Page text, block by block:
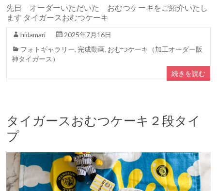
先日 オーダーいただいた おむつケーキをご紹介いたし
ます タイガースおむつケーキ
hidamari
2025年7月16日
フォトギャラリー, 完成動画, おむつケーキ（加工オーダー阪
神タイガース）
続きを読む
タイガースおむつケーキ２段タイ
プ